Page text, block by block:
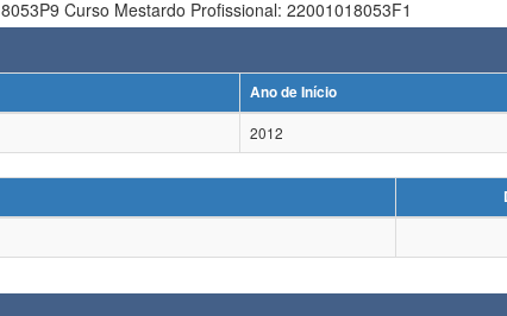
Curso Mestardo Profissional: 22001018053F1
Ano de Início
2012